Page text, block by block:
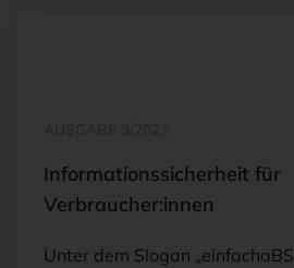
Informationssicherheit für
Verbraucher:innen
Unter dem Slogan